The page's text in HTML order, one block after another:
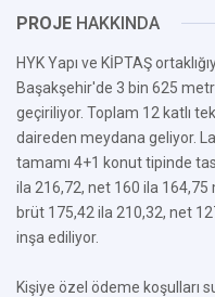
PROJE HAKKINDA
HYK Yapı ve KİPTAŞ
Başakşehir'de 3 bin 625
geçiriliyor. Toplam 12 katlı
daireden meydana geliyor.
tamamı 4+1 konut tipinde
ila 216,72, net 160 ila
brüt 175,42 ila 210,32, net
inşa ediliyor.
Kişiye özel ödeme koşulları